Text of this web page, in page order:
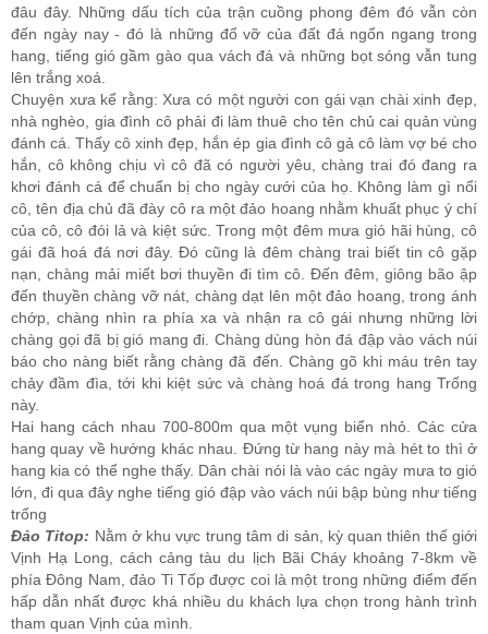
đâu đây. Những dấu tích của trận cuồng phong đêm đó vẫn còn
đến ngày nay - đó là những đổ vỡ của đất đá ngổn ngang trong
hang, tiếng gió gầm gào qua vách đá và những bọt sóng vẫn tung
lên trắng xoá.
Chuyện xưa kể rằng: Xưa có một người con gái vạn chài xinh đẹp,
nhà nghèo, gia đình cô phải đi làm thuê cho tên chủ cai quản vùng
đánh cá. Thấy cô xinh đẹp, hắn ép gia đình cô gả cô làm vợ bé cho
hắn, cô không chịu vì cô đã có người yêu, chàng trai đó đang ra
khơi đánh cá để chuẩn bị cho ngày cưới của họ. Không làm gì nổi
cô, tên địa chủ đã đày cô ra một đảo hoang nhằm khuất phục ý chí
của cô, cô đói lả và kiệt sức. Trong một đêm mưa gió hãi hùng, cô
gái đã hoá đá nơi đây. Đó cũng là đêm chàng trai biết tin cô gặp
nạn, chàng mải miết bơi thuyền đi tìm cô. Đến đêm, giông bão ập
đến thuyền chàng vỡ nát, chàng dạt lên một đảo hoang, trong ánh
chớp, chàng nhìn ra phía xa và nhận ra cô gái nhưng những lời
chàng gọi đã bị gió mang đi. Chàng dùng hòn đá đập vào vách núi
báo cho nàng biết rằng chàng đã đến. Chàng gõ khi máu trên tay
chảy đầm đìa, tới khi kiệt sức và chàng hoá đá trong hang Trống
này.
Hai hang cách nhau 700-800m qua một vụng biển nhỏ. Các cửa
hang quay về hướng khác nhau. Đứng từ hang này mà hét to thì ở
hang kia có thể nghe thấy. Dân chài nói là vào các ngày mưa to gió
lớn, đi qua đây nghe tiếng gió đập vào vách núi bập bùng như tiếng
trống
Đảo Titop: Nằm ở khu vực trung tâm di sản, kỳ quan thiên thế giới
Vịnh Hạ Long, cách cảng tàu du lịch Bãi Cháy khoảng 7-8km về
phía Đông Nam, đảo Ti Tốp được coi là một trong những điểm đến
hấp dẫn nhất được khá nhiều du khách lựa chọn trong hành trình
tham quan Vịnh của mình.